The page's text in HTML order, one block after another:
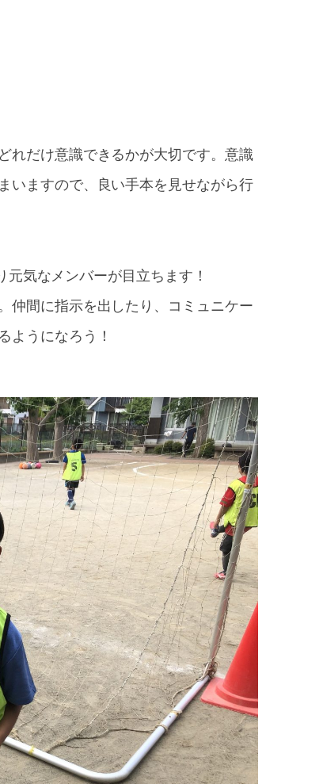
れだけ意識できるかが大切です。意識
いますので、良い手本を見せながら行
気なメンバーが目立ちます！
仲間に指示を出したり、コミュニケー
ようになろう！